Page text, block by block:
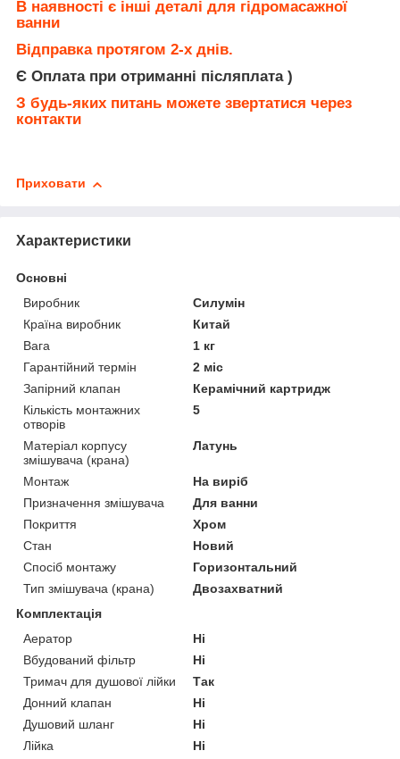
В наявності є інші деталі для гідромасажної
ванни
Відправка протягом 2-х днів.
Є Оплата при отриманні післяплата )
З будь-яких питань можете звертатися через
контакти
Приховати
Характеристики
Основні
Виробник
Силумін
Країна виробник
Китай
Вага
1 кг
Гарантійний термін
2 міс
Запірний клапан
Керамічний картридж
Кількість монтажних
отворів
5
Матеріал корпусу
змішувача (крана)
Латунь
Монтаж
На виріб
Призначення змішувача
Для ванни
Покриття
Хром
Стан
Новий
Спосіб монтажу
Горизонтальний
Тип змішувача (крана)
Двозахватний
Комплектація
Аератор
Ні
Вбудований фільтр
Ні
Тримач для душової лійки
Так
Донний клапан
Ні
Душовий шланг
Ні
Лійка
Ні